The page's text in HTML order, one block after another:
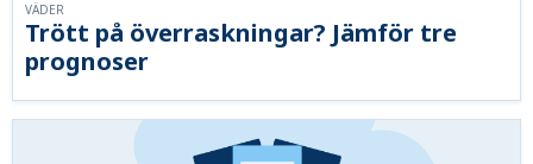
Trött på överraskningar? Jämför tre
prognoser
VÄDER